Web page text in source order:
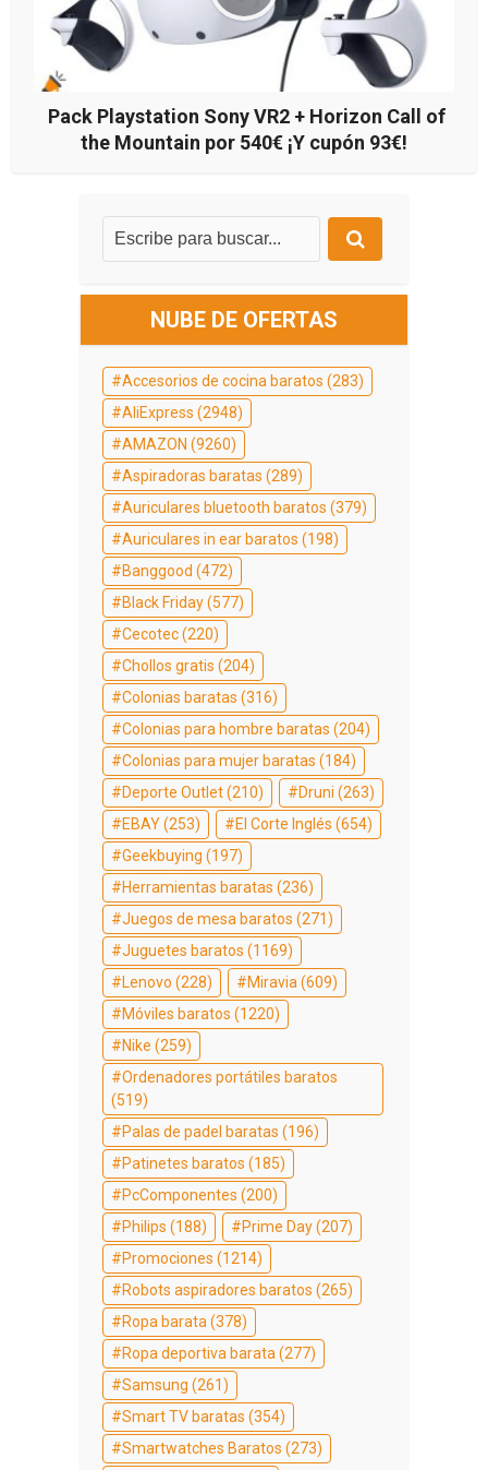
Pack Playstation Sony VR2 + Horizon Call of
the Mountain por 540€ ¡Y cupón 93€!
NUBE DE OFERTAS
Accesorios de cocina baratos (283)
AliExpress (2948)
AMAZON (9260)
Aspiradoras baratas (289)
Auriculares bluetooth baratos (379)
Auriculares in ear baratos (198)
Banggood (472)
Black Friday(577)
Cecotec(220)
Chollos gratis (204)
Colonias baratas (316)
Colonias para hombre baratas (204)
Colonias para mujer baratas (184)
Deporte Outlet(210) Druni (263)
EBAY(253) El Corte Inglés (654)
Geekbuying (197)
Herramientas baratas (236)
Juegos de mesa baratos (271)
Juguetes baratos (1169)
Lenovo (228) Miravia(609)
Móviles baratos (1220)
Nike (259)
Ordenadores portátiles baratos
(519)
Palas de padel baratas (196)
Patinetes baratos (185)
PcComponentes (200)
Philips (188) Prime Day(207)
Promociones (1214)
Robots aspiradores baratos (265)
Ropa barata(378)
Ropa deportiva barata(277)
Samsung (261)
Smart TV baratas (354)
Smartwatches Baratos (273)